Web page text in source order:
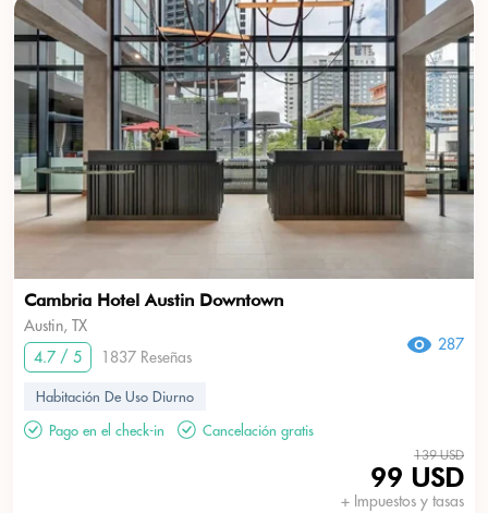
Cambria Hotel Austin Downtown
Austin, TX
4.7 / 5
1837 Reseñas
287
Habitación De Uso Diurno
Pago en el check-in
Cancelación gratis
139 USD
99 USD
+ Impuestos y tasas